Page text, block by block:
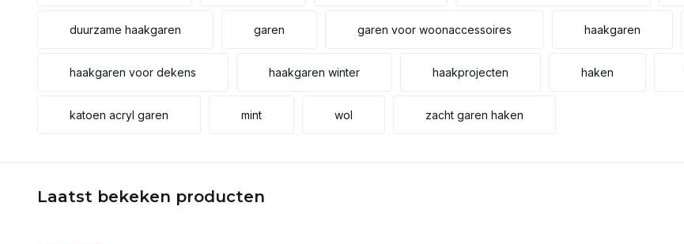
duurzame haakgaren garen garen voor woonaccessoires haakgaren
haakgaren voor dekens haakgaren winter haakprojecten haken
katoen acryl garen mint wol zacht garen haken
Laatst bekeken producten